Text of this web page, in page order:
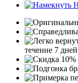
течение 7 дней